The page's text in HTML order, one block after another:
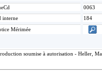
0063
interne
184
Mérimée
soumise à autorisation - Heller,